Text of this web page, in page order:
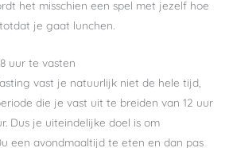
het misschien een spel met jezelf hoe
je gaat lunchen.
uur te vasten
vast je natuurlijk niet de hele tijd,
die je vast uit te breiden van 12 uur
Dus je uiteindelijke doel is om
een avondmaaltijd te eten en dan pas